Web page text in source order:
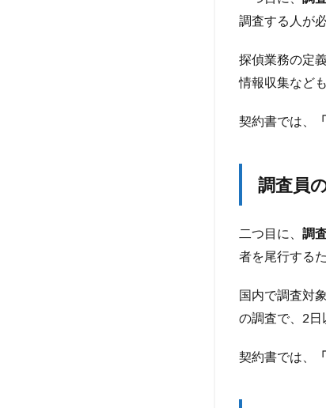
費
6.1
調査
の人
件費
家賃
費
7
探
偵
業
と
調査する人が
探偵業務の定
情報収集など
契約書では、
調査員
二つ目に、 調
者を尾行する
国内で調査対
の調査で、2日
契約書では、